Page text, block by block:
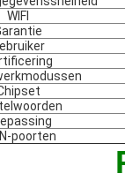
WIFI
poorten